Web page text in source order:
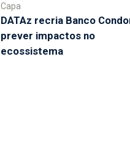
Capa
DATAz recria Banco
prever impactos no
ecossistema